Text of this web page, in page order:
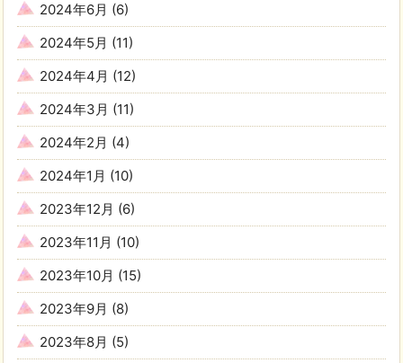
2024年6月 (6)
2024年5月 (11)
2024年4月 (12)
2024年3月 (11)
2024年2月 (4)
2024年1月 (10)
2023年12月 (6)
2023年11月 (10)
2023年10月 (15)
2023年9月 (8)
2023年8月 (5)